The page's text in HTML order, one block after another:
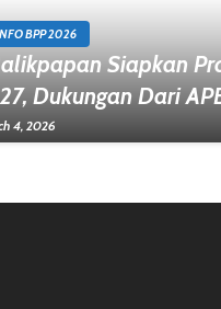
BPP 2026
Siapkan
Dukungan Dari
4, 2026